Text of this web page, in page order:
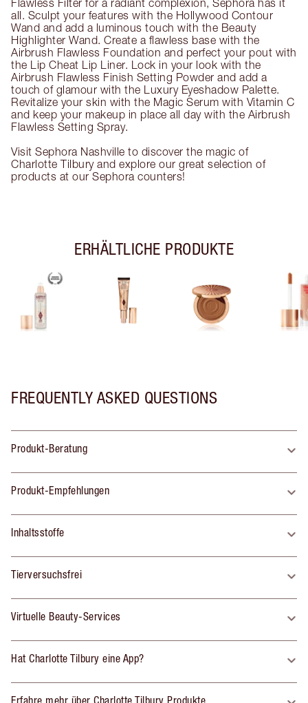
Flawless Filter for a radiant complexion, Sephora has it
all. Sculpt your features with the Hollywood Contour
Wand and add a luminous touch with the Beauty
Highlighter Wand. Create a flawless base with the
Airbrush Flawless Foundation and perfect your pout with
the Lip Cheat Lip Liner. Lock in your look with the
Airbrush Flawless Finish Setting Powder and add a
touch of glamour with the Luxury Eyeshadow Palette.
Revitalize your skin with the Magic Serum with Vitamin C
and keep your makeup in place all day with the Airbrush
Flawless Setting Spray.
Visit Sephora Nashville to discover the magic of
Charlotte Tilbury and explore our great selection of
products at our Sephora counters!
ERHÄLTLICHE PRODUKTE
FREQUENTLY ASKED QUESTIONS
Produkt-Beratung
Produkt-Empfehlungen
Inhaltsstoffe
Tierversuchsfrei
Virtuelle Beauty-Services
Hat Charlotte Tilbury eine App?